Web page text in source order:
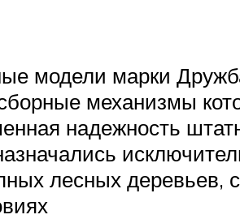
модели марки
механизмы
надежность
лесных деревьев,